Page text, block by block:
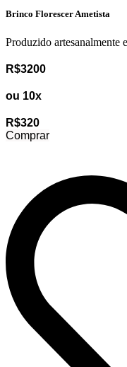
Brinco Florescer Ametista
Produzido artesanalmente
R$3200
ou 10x
R$320
Comprar